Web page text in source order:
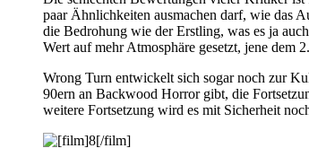
paar Ähnlichkeiten ausmachen darf, wie das
die Bedrohung wie der Erstling, was es ja
Wert auf mehr Atmosphäre gesetzt, jene dem
Wrong Turn entwickelt sich sogar noch zur
90ern an Backwood Horror gibt, die
weitere Fortsetzung wird es mit Sicherheit